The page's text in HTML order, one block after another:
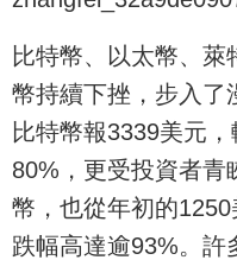
比特幣、以太幣、
幣持續下挫，步入了
比特幣報3339美元
80%，更受投資者青
幣，也從年初的1250
跌幅高達逾93%。許